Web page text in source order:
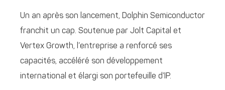
Un an après son lancement, Dolphin Semiconductor
franchit un cap. Soutenue par Jolt Capital et
Vertex Growth, l’entreprise a renforcé ses
capacités, accéléré son développement
international et élargi son portefeuille d’IP.